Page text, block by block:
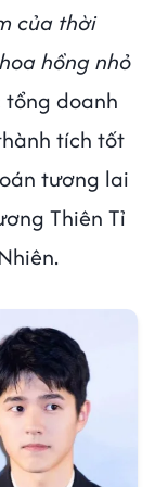
của thời
hồng nhỏ
doanh
tích tốt
tương lai
Thiên Tỉ